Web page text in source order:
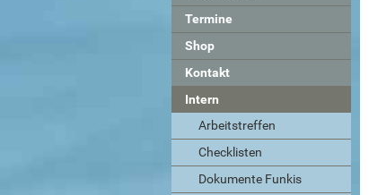
Termine
Shop
Kontakt
Intern
Arbeitstreffen
Checklisten
Dokumente Funkis